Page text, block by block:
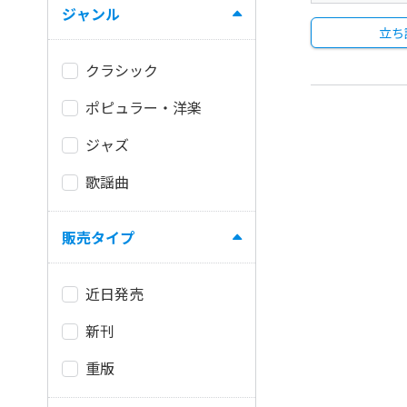
立
ジャンル
クラシック
ポピュラー・洋楽
ジャズ
歌謡曲
販売タイプ
近日発売
新刊
重版